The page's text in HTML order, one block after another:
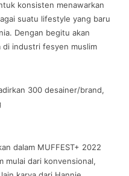
konsisten menawarkan
suatu lifestyle yang baru
Dengan begitu akan
di industri fesyen muslim
300 desainer/brand,
dalam MUFFEST+ 2022
mulai dari konvensional,